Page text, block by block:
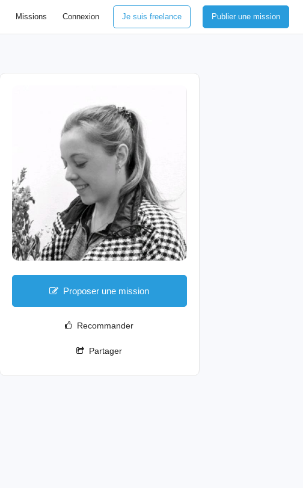
Missions Connexion Je suis freelance Publier une mission
Proposer une mission
Recommander
Partager